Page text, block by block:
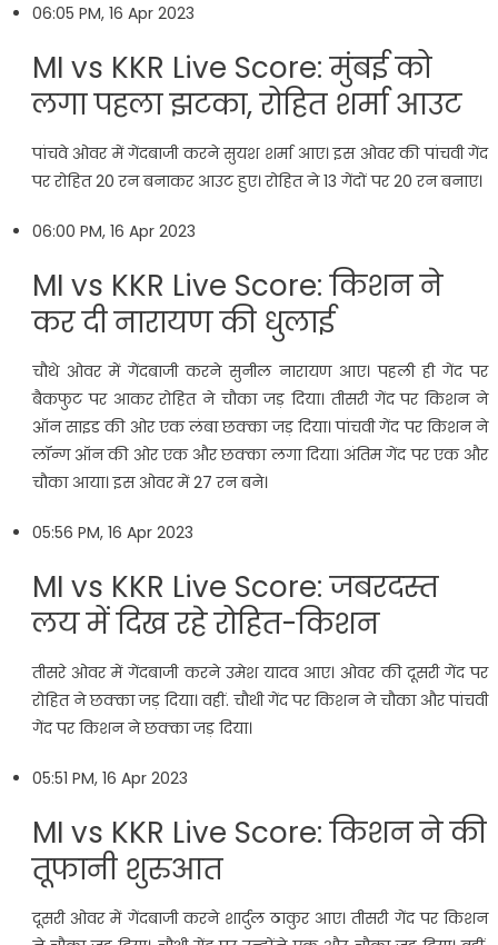
06:05 PM, 16 Apr 2023
MI vs KKR Live Score: मुंबई को
लगा पहला झटका, रोहित शर्मा आउट
पांचवे ओवर में गेंदबाजी करने सुयश शर्मा आए। इस ओवर की पांचवी गेंद
पर रोहित 20 रन बनाकर आउट हुए। रोहित ने 13 गेंदों पर 20 रन बनाए।
06:00 PM, 16 Apr 2023
MI vs KKR Live Score: किशन ने
कर दी नारायण की धुलाई
चौथे ओवर में गेंदबाजी करने सुनील नारायण आए। पहली ही गेंद पर
बैकफुट पर आकर रोहित ने चौका जड़ दिया। तीसरी गेंद पर किशन ने
ऑन साइड की ओर एक लंबा छक्का जड़ दिया। पांचवी गेंद पर किशन ने
लॉन्ग ऑन की ओर एक और छक्का लगा दिया। अंतिम गेंद पर एक और
चौका आया। इस ओवर में 27 रन बने।
05:56 PM, 16 Apr 2023
MI vs KKR Live Score: जबरदस्त
लय में दिख रहे रोहित-किशन
तीसरे ओवर में गेंदबाजी करने उमेश यादव आए। ओवर की दूसरी गेंद पर
रोहित ने छक्का जड़ दिया। वहीं. चौथी गेंद पर किशन ने चौका और पांचवी
गेंद पर किशन ने छक्का जड़ दिया।
05:51 PM, 16 Apr 2023
MI vs KKR Live Score: किशन ने की
तूफानी शुरुआत
दूसरी ओवर में गेंदबाजी करने शार्दुल ठाकुर आए। तीसरी गेंद पर किशन